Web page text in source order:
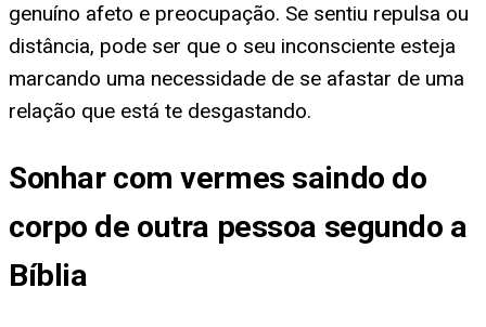
genuíno afeto e preocupação. Se sentiu repulsa ou
distância, pode ser que o seu inconsciente esteja
marcando uma necessidade de se afastar de uma
relação que está te desgastando.
Sonhar com vermes saindo do
corpo de outra pessoa segundo a
Bíblia